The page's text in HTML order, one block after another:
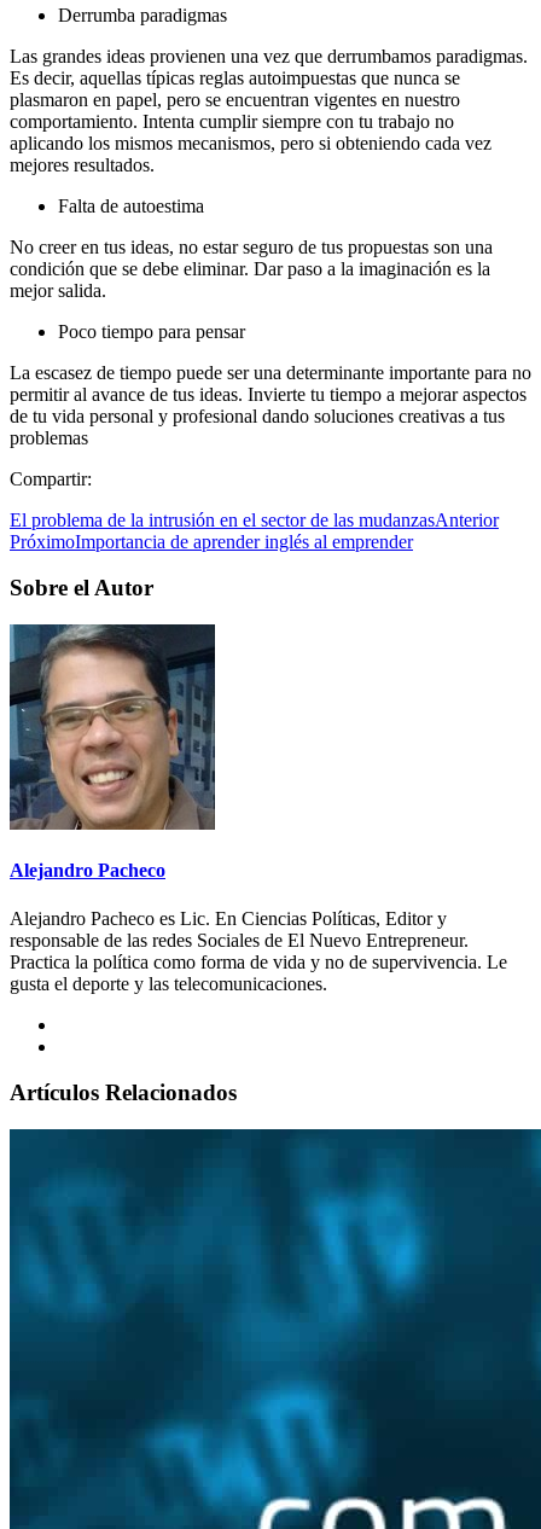
Derrumba paradigmas
Las grandes ideas provienen una vez que derrumbamos paradigmas.
Es decir, aquellas típicas reglas autoimpuestas que nunca se
plasmaron en papel, pero se encuentran vigentes en nuestro
comportamiento. Intenta cumplir siempre con tu trabajo no
aplicando los mismos mecanismos, pero si obteniendo cada vez
mejores resultados.
Falta de autoestima
No creer en tus ideas, no estar seguro de tus propuestas son una
condición que se debe eliminar. Dar paso a la imaginación es la
mejor salida.
Poco tiempo para pensar
La escasez de tiempo puede ser una determinante importante para no
permitir al avance de tus ideas. Invierte tu tiempo a mejorar aspectos
de tu vida personal y profesional dando soluciones creativas a tus
problemas
Compartir:
El problema de la intrusión en el sector de las mudanzasAnterior
PróximoImportancia de aprender inglés al emprender
Sobre el Autor
Alejandro Pacheco
Alejandro Pacheco es Lic. En Ciencias Políticas, Editor y
responsable de las redes Sociales de El Nuevo Entrepreneur.
Practica la política como forma de vida y no de supervivencia. Le
gusta el deporte y las telecomunicaciones.
Artículos Relacionados